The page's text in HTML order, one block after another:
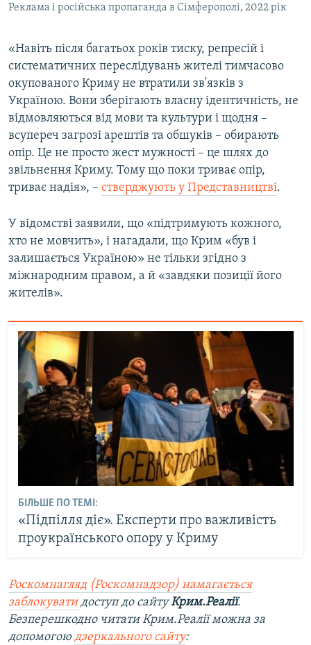
Реклама і російська пропаганда в Сімферополі, 2022 рік
«Навіть після багатьох років тиску, репресій і
систематичних переслідувань жителі тимчасово
окупованого Криму не втратили зв'язків з
Україною. Вони зберігають власну ідентичність, не
відмовляються від мови та культури і щодня –
всупереч загрозі арештів та обшуків – обирають
опір. Це не просто жест мужності – це шлях до
звільнення Криму. Тому що поки триває опір,
триває надія», – стверджують у Представництві.
У відомстві заявили, що «підтримують кожного,
хто не мовчить», і нагадали, що Крим «був і
залишається Україною» не тільки згідно з
міжнародним правом, а й «завдяки позиції його
жителів».
БІЛЬШЕ ПО ТЕМІ:
«Підпілля діє». Експерти про важливість
проукраїнського опору у Криму
Роскомнагляд (Роскомнадзор) намагається
заблокувати доступ до сайтуКрим.Реалії.
Безперешкодно читати Крим.Реалії можна за
допомогою дзеркального сайту: